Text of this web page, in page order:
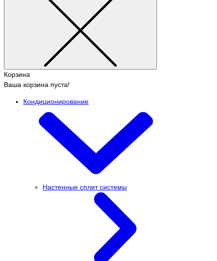
Корзина
Ваша корзина пуста!
Кондиционирование
Настенные сплит системы